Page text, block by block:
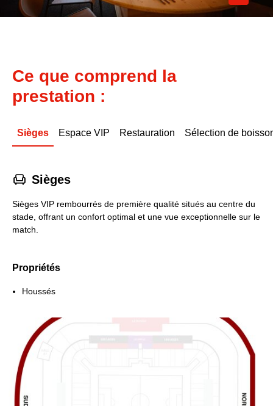
Ce que comprend la
prestation :
Sièges Espace VIP Restauration Sélection de
􁐴 Sièges
Sièges VIP rembourrés de première qualité situés au centre du
stade, offrant un confort optimal et une vue exceptionnelle sur le
match.
Propriétés
Houssés